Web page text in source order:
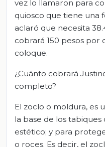
vez lo llamaron para
quiosco que tiene una
aclaró que necesita
cobrará 150 pesos
coloque.
¿Cuánto cobrará
completo?
El zoclo o moldura, es
la base de los
estético; y para
o roces. Es decir, el